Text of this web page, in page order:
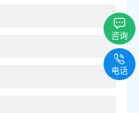
咨询
电话